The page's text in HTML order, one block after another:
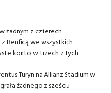
żadnym z czterech
Benficą we wszystkich
konto w trzech z tych
Turyn na Allianz Stadium w
żadnego z sześciu